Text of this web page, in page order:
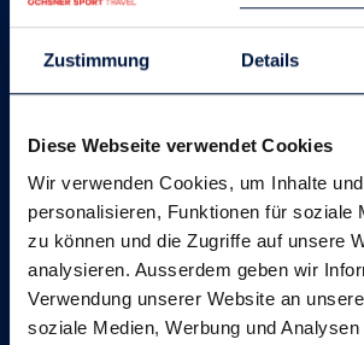
Zustimmung Details
Diese Webseite verwendet Cookies
Wir verwenden Cookies, um Inhalte
personalisieren, Funktionen für soziale
zu können und die Zugriffe auf unsere
analysieren. Ausserdem geben wir
Verwendung unserer Website an
soziale Medien, Werbung und
Wellness-Einrichtungen, darunter ein
ermöglicht es Gästen, die
Berglandschaften zu erkunden, sei es
Service und die entspannte
machen das Hotel Cresta zu einem
für einen unvergesslichen Aufenthalt.
Reichhaltiges Frühstücksbuffet
Sportlerbewusste Ernährung